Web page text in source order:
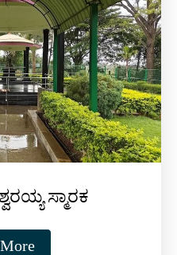
ಸ್ಮಾರಕ